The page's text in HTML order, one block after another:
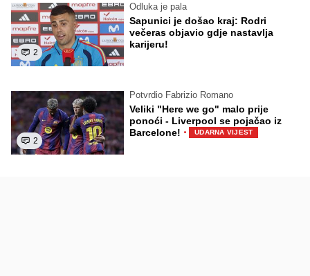
2
Odluka je pala
Sapunici je došao kraj: Rodri
večeras objavio gdje nastavlja
karijeru!
2
Potvrdio Fabrizio Romano
Veliki "Here we go" malo prije
ponoći - Liverpool se pojačao iz
Barcelone! · UDARNA VIJEST